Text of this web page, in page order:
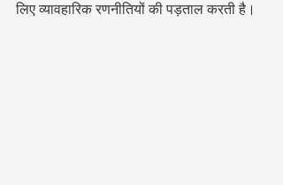
लिए व्यावहारिक रणनीतियों की पड़ताल करती है।